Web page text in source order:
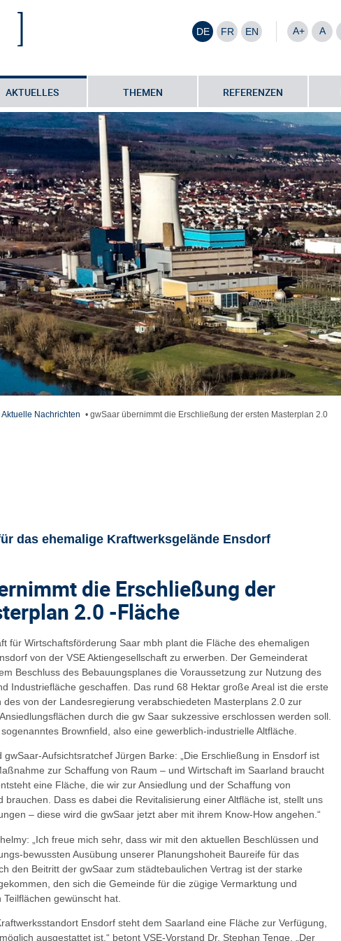
DE FR EN A+ A
AKTUELLES THEMEN REFERENZEN
Aktuelle Nachrichten • gwSaar übernimmt die Erschließung der ersten Masterplan 2.0
das ehemalige Kraftwerksgelände Ensdorf
die Erschließung der
2.0 -Fläche
für Wirtschaftsförderung Saar mbh plant die Fläche des ehemaligen
von der VSE Aktiengesellschaft zu erwerben. Der Gemeinderat
Beschluss des Bebauungsplanes die Voraussetzung zur Nutzung des
Industriefläche geschaffen. Das rund 68 Hektar große Areal ist die erste
des von der Landesregierung verabschiedeten Masterplans 2.0 zur
durch die gw Saar sukzessive erschlossen werden soll.
Brownfield, also eine gewerblich-industrielle Altfläche.
gwSaar-Aufsichtsratchef Jürgen Barke: „Die Erschließung in Ensdorf ist
zur Schaffung von Raum – und Wirtschaft im Saarland braucht
eine Fläche, die wir zur Ansiedlung und der Schaffung von
brauchen. Dass es dabei die Revitalisierung einer Altfläche ist, stellt uns
– diese wird die gwSaar jetzt aber mit ihrem Know-How angehen.“
„Ich freue mich sehr, dass wir mit den aktuellen Beschlüssen und
bewussten Ausübung unserer Planungshoheit Baureife für das
den Beitritt der gwSaar zum städtebaulichen Vertrag ist der starke
den sich die Gemeinde für die zügige Vermarktung und
gewünscht hat.
Ensdorf steht dem Saarland eine Fläche zur Verfügung,
ausgestattet ist,“ betont VSE-Vorstand Dr. Stephan Tenge. „Der